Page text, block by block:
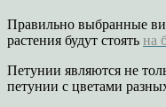
Правильно выбранные
растения будут стоять на
Петунии являются не
петунии с цветами